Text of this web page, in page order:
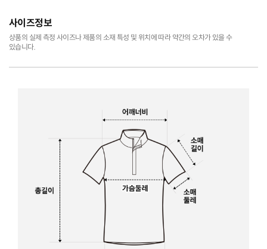
사이즈정보
상품의 실제 측정 사이즈나 제품의 소재 특성 및 위치에 따라 약간의 오차가 있을 수
있습니다.